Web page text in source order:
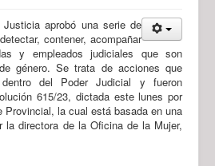
aprobó una serie de
contener, acompañar
y empleados judiciales que son
género. Se trata de acciones que
dentro del Poder Judicial y fueron
615/23, dictada este lunes por
Provincial, la cual está basada en una
la directora de la Oficina de la Mujer,